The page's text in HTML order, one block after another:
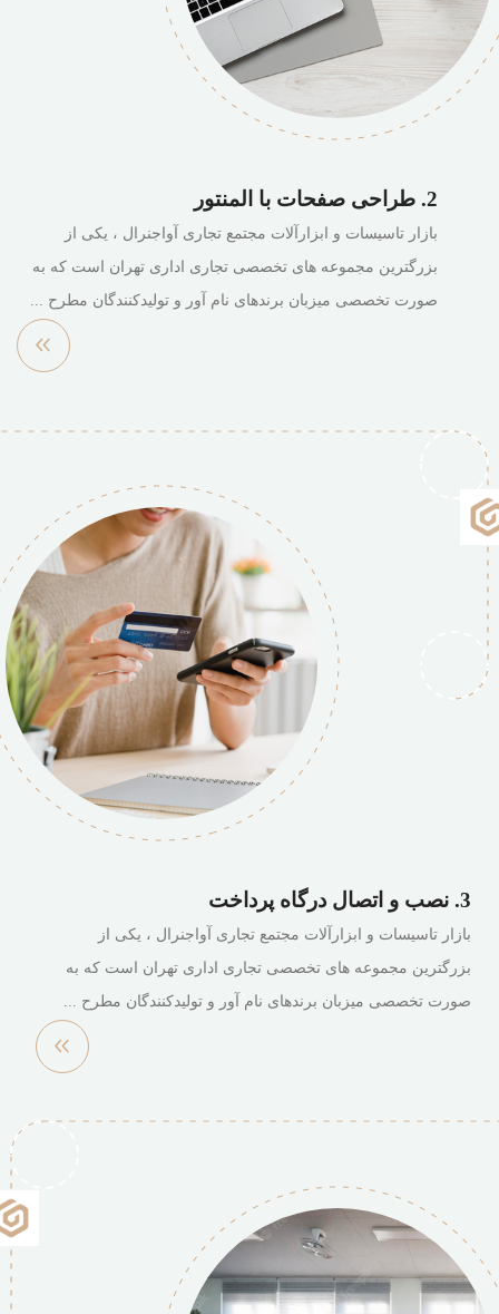
2. طراحی صفحات با المنتور
بازار تاسیسات و ابزارآلات مجتمع تجاری آواجنرال ، یکی از
بزرگترین مجموعه های تخصصی تجاری اداری تهران است که به
صورت تخصصی میزبان برندهای نام آور و تولیدکنندگان مطرح ...
3. نصب و اتصال درگاه پرداخت
بازار تاسیسات و ابزارآلات مجتمع تجاری آواجنرال ، یکی از
بزرگترین مجموعه های تخصصی تجاری اداری تهران است که به
صورت تخصصی میزبان برندهای نام آور و تولیدکنندگان مطرح ...